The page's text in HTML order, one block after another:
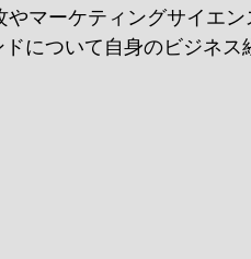
マーケティングサイエ
について自身のビジネス